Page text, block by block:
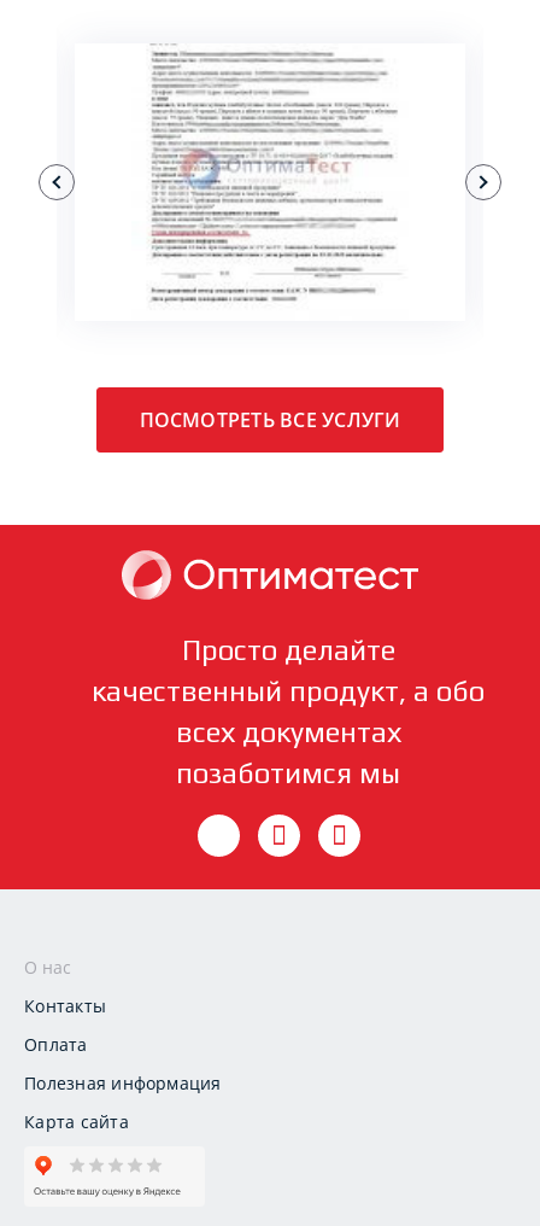
ПОДРОБНЕЕ
ПОСМОТРЕТЬ ВСЕ УСЛУГИ
Просто делайте
качественный продукт, а обо
всех документах
позаботимся мы
О нас
Контакты
Оплата
Полезная информация
Карта сайта